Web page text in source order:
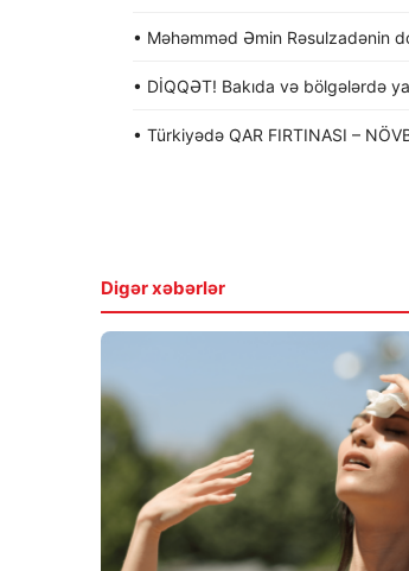
• Məhəmməd Əmin Rəsulzadənin
• DİQQƏT! Bakıda və bölgələrdə
• Türkiyədə QAR FIRTINASI –
Digər xəbərlər